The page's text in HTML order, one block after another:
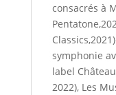
consacrés à
symphonie
label
2022), Les